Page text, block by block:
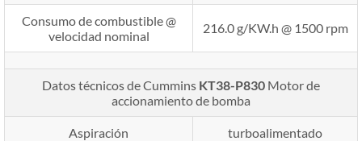
Consumo de combustible @
velocidad nominal
216.0 g/KW.h @ 1500 rpm
Datos técnicos de Cummins KT38-P830 Motor de
accionamiento de bomba
Aspiración turboalimentado